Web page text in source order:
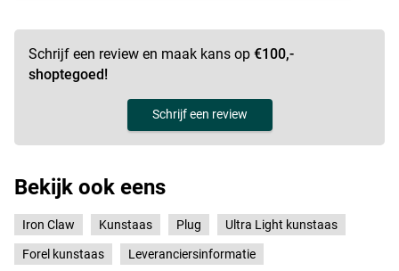
Schrijf een review en maak kans op €100,-
shoptegoed!
Schrijf een review
Bekijk ook eens
Iron Claw Kunstaas Plug Ultra Light kunstaas
Forel kunstaas Leveranciersinformatie